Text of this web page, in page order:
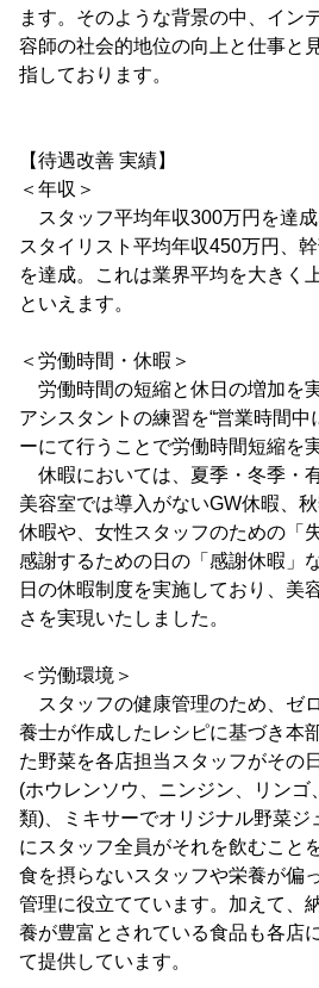
ます。そのような背景の中、イン
容師の社会的地位の向上と仕事と
指しております。
【待遇改善 実績】
＜年収＞
スタッフ平均年収300万円を達成
スタイリスト平均年収450万円、
を達成。これは業界平均を大きく
といえます。
＜労働時間・休暇＞
労働時間の短縮と休日の増加を
アシスタントの練習を“営業時間中
ーにて行うことで労働時間短縮を
休暇においては、夏季・冬季・
美容室では導入がないGW休暇、
休暇や、女性スタッフのための「
感謝するための日の「感謝休暇」
日の休暇制度を実施しており、美
さを実現いたしました。
＜労働環境＞
スタッフの健康管理のため、ゼ
養士が作成したレシピに基づき本
た野菜を各店担当スタッフがその
(ホウレンソウ、ニンジン、リン
類)、ミキサーでオリジナル野菜ジ
にスタッフ全員がそれを飲むこと
食を摂らないスタッフや栄養が偏
管理に役立てています。加えて、
養が豊富とされている食品も各店
て提供しています。